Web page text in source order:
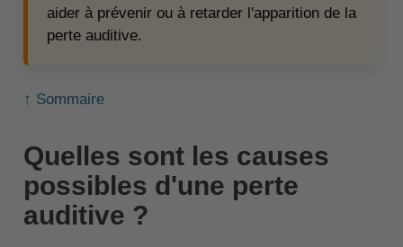
aider à prévenir ou à retarder l'apparition de la
perte auditive.
↑ Sommaire
Quelles sont les causes
possibles d'une perte
auditive ?